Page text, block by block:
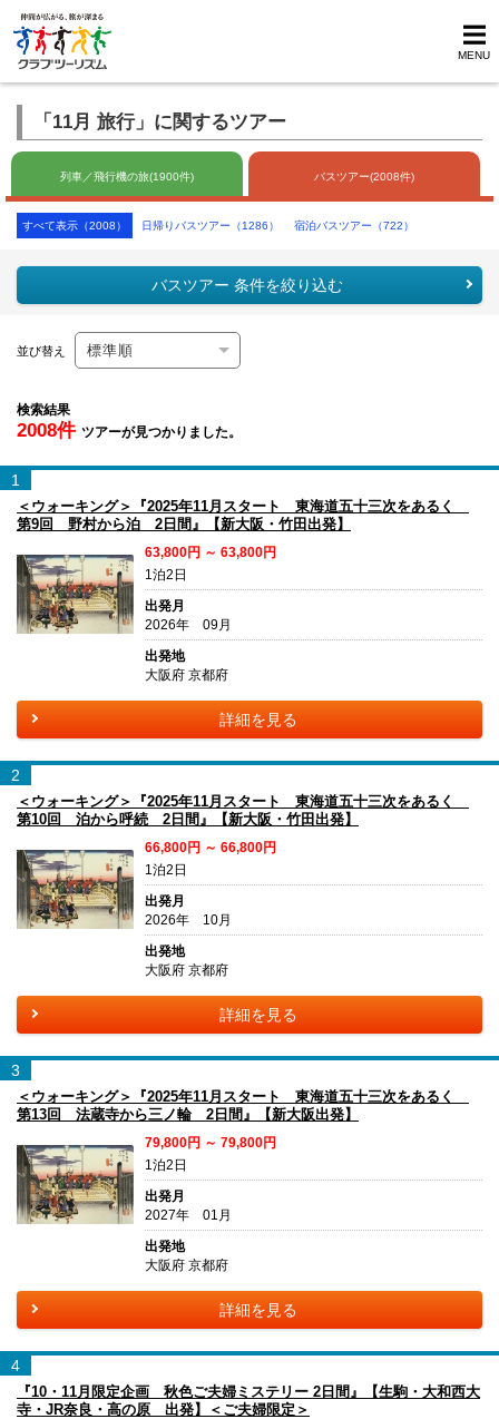
MENU
「11月 旅行」に関するツアー
列車／飛行機の旅(1900件) バスツアー(2008件)
すべて表示（2008） 日帰りバスツアー（1286） 宿泊バスツアー（722）
バスツアー 条件を絞り込む
並び替え
検索結果
2008件 ツアーが見つかりました。
1
＜ウォーキング＞『2025年11月スタート 東海道五十三次をあるく
第9回 野村から泊 2日間』【新大阪・竹田出発】
63,800円 ～ 63,800円
1泊2日
出発月
2026年 09月
出発地
大阪府 京都府
詳細を見る
2
＜ウォーキング＞『2025年11月スタート 東海道五十三次をあるく
第10回 泊から呼続 2日間』【新大阪・竹田出発】
66,800円 ～ 66,800円
1泊2日
出発月
2026年 10月
出発地
大阪府 京都府
詳細を見る
3
＜ウォーキング＞『2025年11月スタート 東海道五十三次をあるく
第13回 法蔵寺から三ノ輪 2日間』【新大阪出発】
79,800円 ～ 79,800円
1泊2日
出発月
2027年 01月
出発地
大阪府 京都府
詳細を見る
4
『10・11月限定企画 秋色ご夫婦ミステリー 2日間』【生駒・大和西大
寺・JR奈良・高の原 出発】＜ご夫婦限定＞